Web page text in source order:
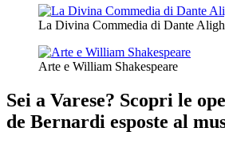
La Divina Commedia di Dante
Arte e William Shakespeare
Sei a Varese? Scopri le
de Bernardi esposte al